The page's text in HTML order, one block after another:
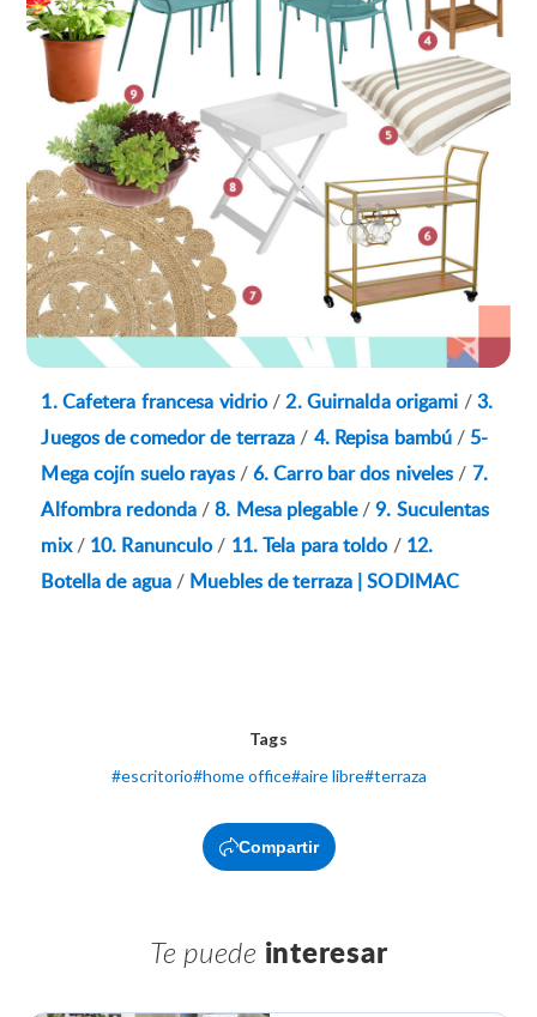
1. Cafetera francesa vidrio/ 2. Guirnalda origami / 3.
Juegos de comedor de terraza / 4. Repisa bambú / 5-
Mega cojín suelo rayas/ 6. Carro bar dos niveles / 7.
Alfombra redonda /8. Mesa plegable/9. Suculentas
mix/ 10. Ranunculo/ 11. Tela para toldo/ 12.
Botella de agua/ Muebles de terraza | SODIMAC
Tags
#escritorio#home office#aire libre#terraza
Compartir
Te puede interesar